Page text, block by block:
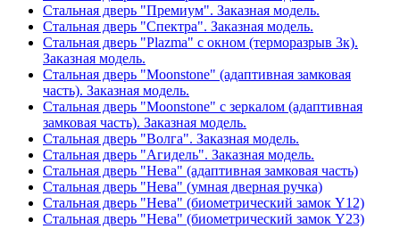
Стальная дверь "Премиум". Заказная модель.
Стальная дверь "Спектра". Заказная модель.
Стальная дверь "Plazma" с окном (терморазрыв 3к).
Заказная модель.
Стальная дверь "Moonstone" (адаптивная замковая
часть). Заказная модель.
Стальная дверь "Moonstone" с зеркалом (адаптивная
замковая часть). Заказная модель.
Стальная дверь "Волга". Заказная модель.
Стальная дверь "Агидель". Заказная модель.
Стальная дверь "Нева" (адаптивная замковая часть)
Стальная дверь "Нева" (умная дверная ручка)
Стальная дверь "Нева" (биометрический замок Y12)
Стальная дверь "Нева" (биометрический замок Y23)